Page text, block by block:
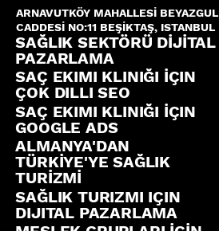
ARNAVUTKÖY MAHALLESİ BEYAZGUL
CADDESİ NO:11 BEŞİKTAŞ, ISTANBUL
SAĞLIK SEKTÖRÜ DİJİTAL
PAZARLAMA
SAÇ EKIMI KLINIĞI İÇIN
ÇOK DILLI SEO
SAÇ EKIMI KLINIĞI İÇIN
GOOGLE ADS
ALMANYA'DAN
TÜRKİYE'YE SAĞLIK
TURİZMİ
SAĞLIK TURIZMI IÇIN
DIJITAL PAZARLAMA